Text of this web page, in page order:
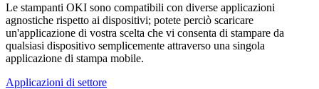
Le stampanti OKI sono compatibili con diverse applicazioni
agnostiche rispetto ai dispositivi; potete perciò scaricare
un'applicazione di vostra scelta che vi consenta di stampare da
qualsiasi dispositivo semplicemente attraverso una singola
applicazione di stampa mobile.
Applicazioni di settore